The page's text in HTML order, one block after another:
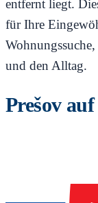
entfernt liegt.
für Ihre
und den Alltag.
Prešov